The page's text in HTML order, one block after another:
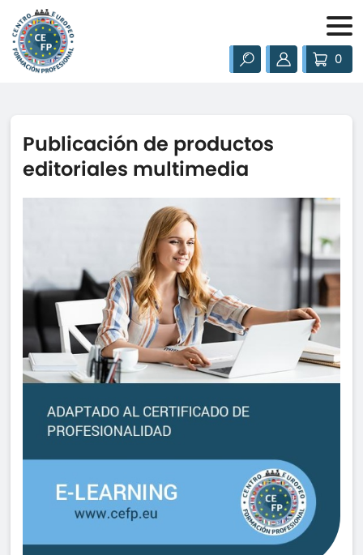
0
Publicación de productos
editoriales multimedia